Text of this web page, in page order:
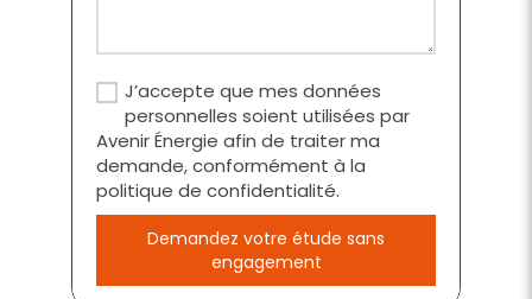
J’accepte que mes données
personnelles soient utilisées par
Avenir Énergie afin de traiter ma
demande, conformément à la
politique de confidentialité.
Demandez votre étude sans
engagement